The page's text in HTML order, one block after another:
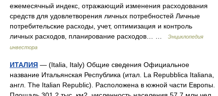
ежемесячный индекс, отражающий изменения расходования
средств для удовлетворения личных потребностей Личные
потребительские расходы, учет, оптимизация и контроль
личных расходов, планирование расходов… …
Энциклопедия
инвестора
ИТАЛИЯ — (Italia, Italy) Общие сведения Официальное
название Итальянская Республика (итал. La Repubblica Italiana,
англ. The Italian Republic). Расположена в южной части Европы.